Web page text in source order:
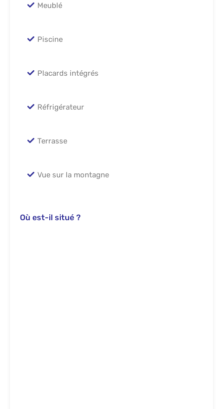
Meublé
Piscine
Placards intégrés
Réfrigérateur
Terrasse
Vue sur la montagne
Où est-il situé ?